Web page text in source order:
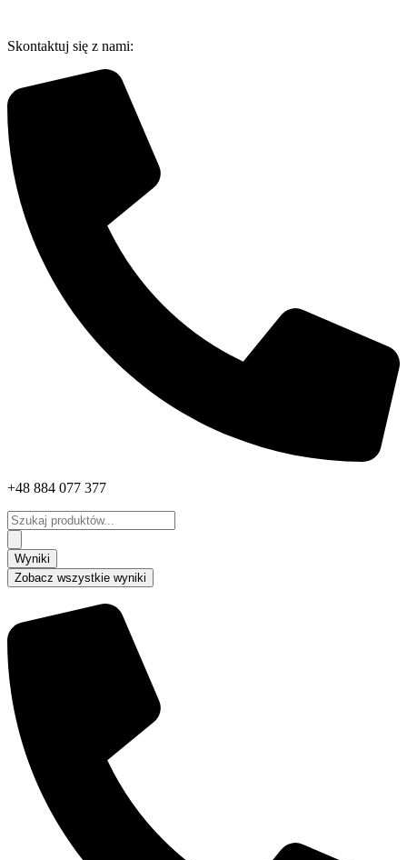
treści
Skontaktuj się z nami:
+48 884 077 377
Search
...
Wyniki
Zobacz wszystkie wyniki